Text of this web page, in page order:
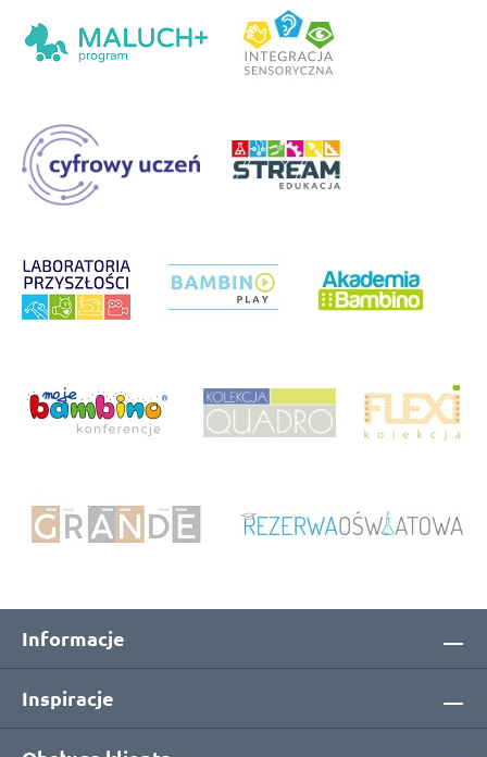
Informacje
Inspiracje